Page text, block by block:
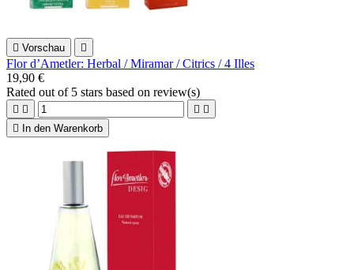
 Vorschau 
Flor d’Ametler: Herbal / Miramar / Citrics / 4 Illes
19,90 €
Rated out of 5 stars based on review(s)
   

In den Warenkorb